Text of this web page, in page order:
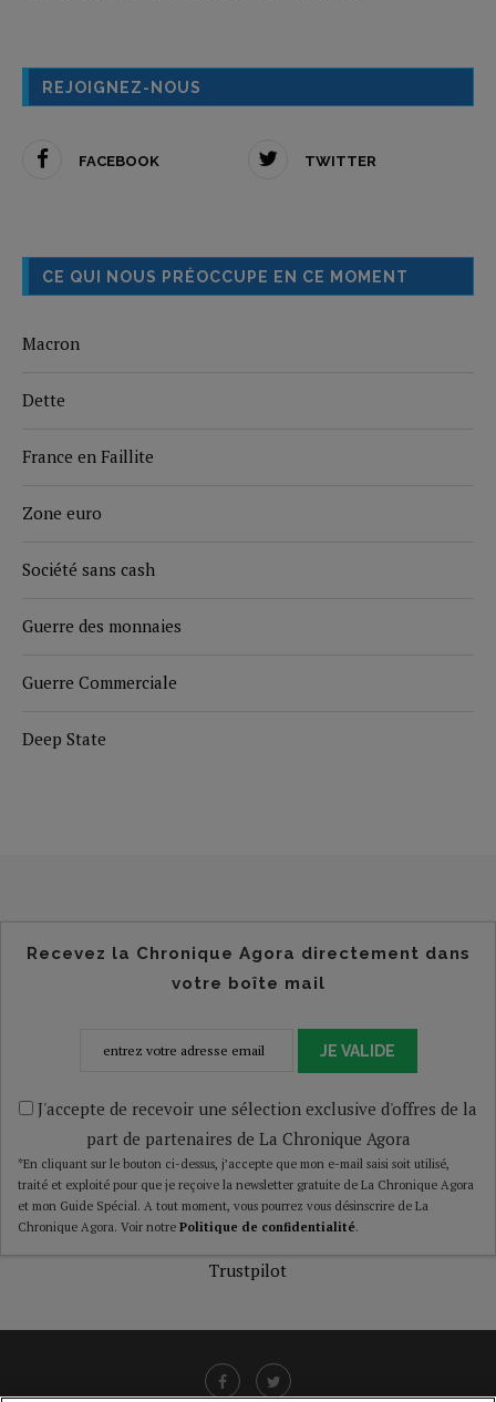
REJOIGNEZ-NOUS
FACEBOOK TWITTER
CE QUI NOUS PRÉOCCUPE EN CE MOMENT
Macron
Dette
France en Faillite
Zone euro
Société sans cash
Guerre des monnaies
Guerre Commerciale
Deep State
Recevez la Chronique Agora directement dans
votre boîte mail
JE VALIDE
J'accepte de recevoir une sélection exclusive d'offres de la
part de partenaires de La Chronique Agora
*En cliquant sur le bouton ci-dessus, j’accepte que mon e-mail saisi soit utilisé,
traité et exploité pour que je reçoive la newsletter gratuite de La Chronique Agora
et mon Guide Spécial. A tout moment, vous pourrez vous désinscrire de La
Chronique Agora. Voir notre Politique de confidentialité.
Trustpilot